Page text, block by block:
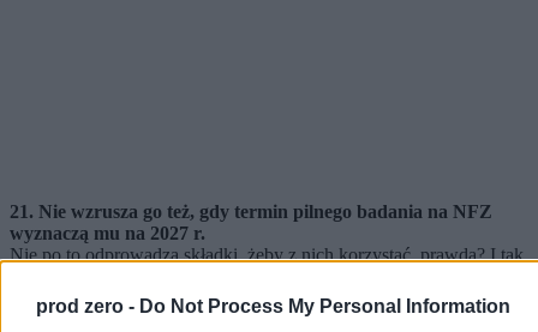
prod zero - Do Not Process My Personal Information
21. Nie wzrusza go też, gdy termin pilnego badania na NFZ
wyznaczą mu na 2027 r.
Nie po to odprowadza składki, żeby z nich korzystać, prawda? I tak
ma co liczyć.